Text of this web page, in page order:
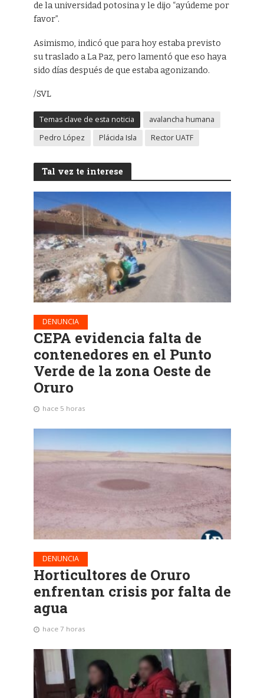
de la universidad potosina y le dijo “ayúdeme por
favor”.
Asimismo, indicó que para hoy estaba previsto
su traslado a La Paz, pero lamentó que eso haya
sido días después de que estaba agonizando.
/SVL
Temas clave de esta noticia
avalancha humana
Pedro López
Plácida Isla Rector UATF
Tal vez te interese
DENUNCIA
CEPA evidencia falta de
contenedores en el Punto
Verde de la zona Oeste de
Oruro
hace 5 horas
DENUNCIA
Horticultores de Oruro
enfrentan crisis por falta de
agua
hace 7 horas